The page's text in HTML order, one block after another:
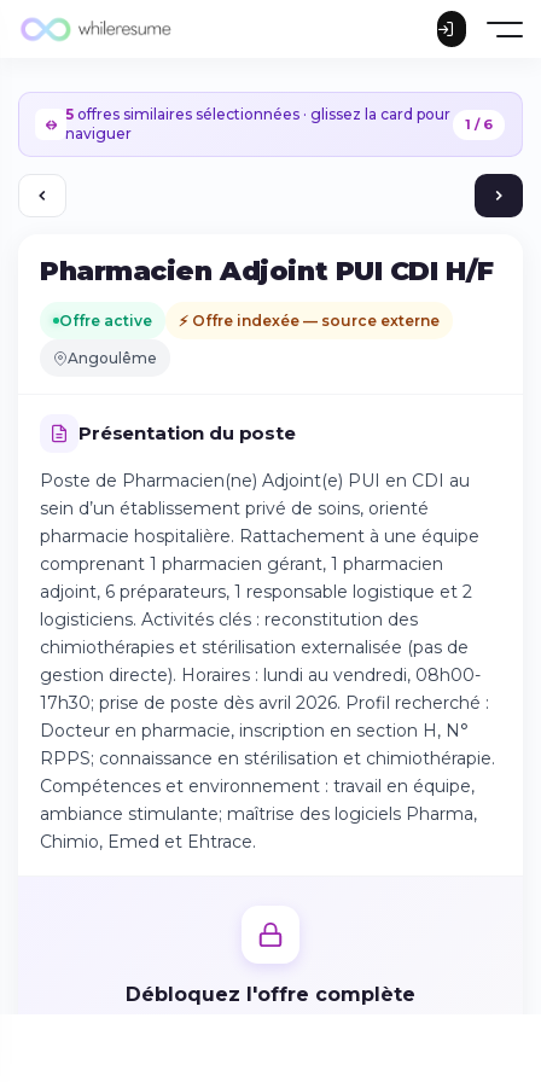
5 offres similaires sélectionnées · glissez la card pour
naviguer
1 / 6
Pharmacien Adjoint PUI CDI H/F
Offre active ⚡ Offre indexée — source externe
Angoulême
Présentation du poste
Poste de Pharmacien(ne) Adjoint(e) PUI en CDI au
sein d’un établissement privé de soins, orienté
pharmacie hospitalière. Rattachement à une équipe
comprenant 1 pharmacien gérant, 1 pharmacien
adjoint, 6 préparateurs, 1 responsable logistique et 2
logisticiens. Activités clés : reconstitution des
chimiothérapies et stérilisation externalisée (pas de
gestion directe). Horaires : lundi au vendredi, 08h00-
17h30; prise de poste dès avril 2026. Profil recherché :
Docteur en pharmacie, inscription en section H, N°
RPPS; connaissance en stérilisation et chimiothérapie.
Compétences et environnement : travail en équipe,
ambiance stimulante; maîtrise des logiciels Pharma,
Chimio, Emed et Ehtrace.
Débloquez l'offre complète
Continuer sur iPhone
Téléchargez l'app sur l'App Store
Téléchargez l'app sur Google Play
Se connecter sur le web
Accédez à votre compte depuis votre
navigateur